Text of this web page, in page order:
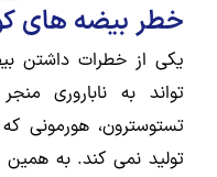
خطر بیضه های
یکی از خطرات داشتن
تواند به ناباروری
تستوسترون، هورمونی
تولید نمی کند. به